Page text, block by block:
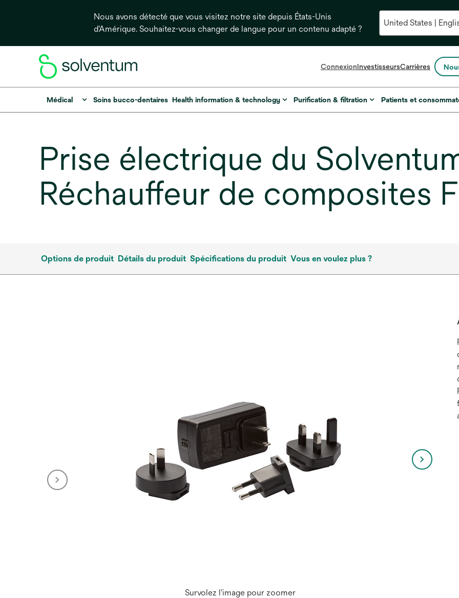
Nous avons détecté que vous visitez notre site depuis États-Unis
d'Amérique. Souhaitez-vous changer de langue pour un contenu adapté ?
ConnexionInvestisseurss’ouvre
un
nouvel
Carrières
Médical Soins bucco-dentaires Health information & technology Purification & filtration Patients et
Prise électrique du
Réchauffeur de composites
Options de produit Détails du produit Spécifications du produit Vous en voulez plus ?
Survolez l'image pour zoomer